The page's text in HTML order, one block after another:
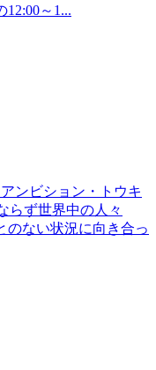
～1...
ンビション・トウキ
らず世界中の人々
のない状況に向き合っ